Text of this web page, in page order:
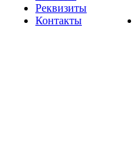
Реквизиты
Контакты